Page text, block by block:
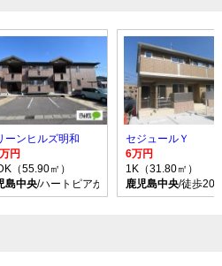
ス乗車時間20分 停歩3分
ーンヒルズ明和
円
（55.90㎡）
島中央/ハートピアかごしま バス乗車時間
セジュールＹ
6万円
1K（31.80㎡）
鹿児島中央/徒歩20